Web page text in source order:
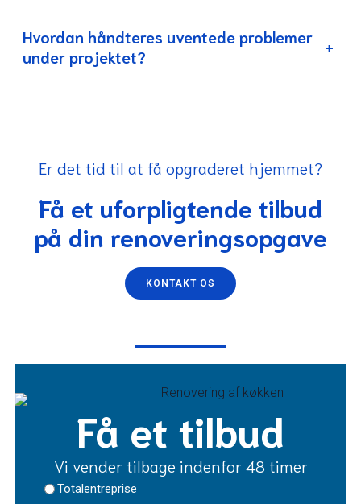
Hvordan håndteres uventede problemer
under projektet?
+
Er det tid til at få opgraderet hjemmet?
Få et uforpligtende tilbud
på din renoveringsopgave
KONTAKT OS
Få et tilbud
Vi vender tilbage indenfor 48 timer
Totalentreprise